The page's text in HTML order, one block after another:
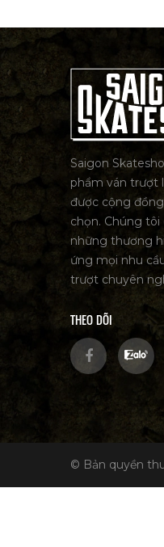
Saigon
phẩm ván trượt
được cộng
chọn. Chúng
những thương
ứng mọi nhu
trượt chuyên
THEO DÕI
© Bản quyền